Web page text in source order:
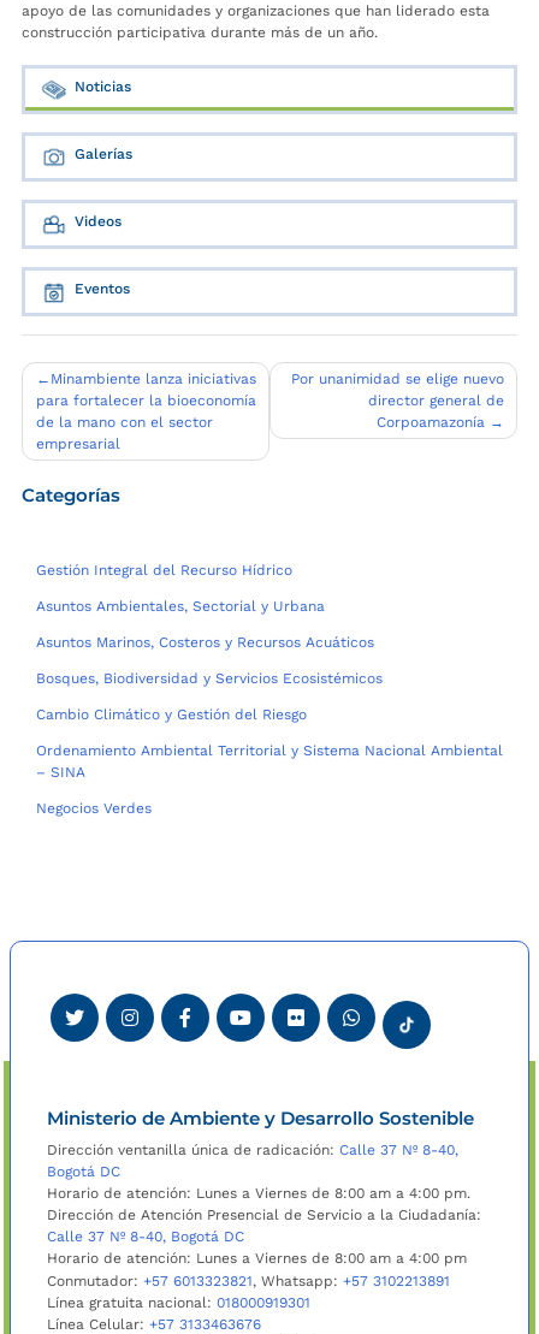
apoyo de las comunidades y organizaciones que han liderado esta
construcción participativa durante más de un año.
Noticias
Galerías
Videos
Eventos
Navegación
de
entradas
Minambiente lanza iniciativas
para fortalecer la bioeconomía
de la mano con el sector
empresarial
Por unanimidad se elige nuevo
director general de
Corpoamazonía
Categorías
Gestión Integral del Recurso Hídrico
Asuntos Ambientales, Sectorial y Urbana
Asuntos Marinos, Costeros y Recursos Acuáticos
Bosques, Biodiversidad y Servicios Ecosistémicos
Cambio Climático y Gestión del Riesgo
Ordenamiento Ambiental Territorial y Sistema Nacional Ambiental
– SINA
Negocios Verdes
Ministerio de Ambiente y Desarrollo Sostenible
Dirección ventanilla única de radicación: Calle 37 Nº 8-40,
Bogotá DC
Horario de atención: Lunes a Viernes de 8:00 am a 4:00 pm.
Dirección de Atención Presencial de Servicio a la Ciudadanía:
Calle 37 Nº 8-40, Bogotá DC
Horario de atención: Lunes a Viernes de 8:00 am a 4:00 pm
Conmutador: +57 6013323821, Whatsapp: +57 3102213891
Línea gratuita nacional: 018000919301
Línea Celular: +57 3133463676